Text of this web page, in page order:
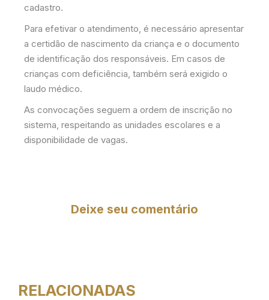
cadastro.
Para efetivar o atendimento, é necessário apresentar
a certidão de nascimento da criança e o documento
de identificação dos responsáveis. Em casos de
crianças com deficiência, também será exigido o
laudo médico.
As convocações seguem a ordem de inscrição no
sistema, respeitando as unidades escolares e a
disponibilidade de vagas.
Deixe seu comentário
RELACIONADAS